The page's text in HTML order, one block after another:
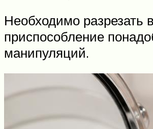
Необходимо разрезать
приспособление
манипуляций.